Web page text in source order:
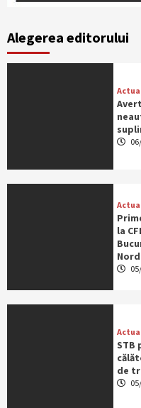
Alegerea editorului
la
STB
de